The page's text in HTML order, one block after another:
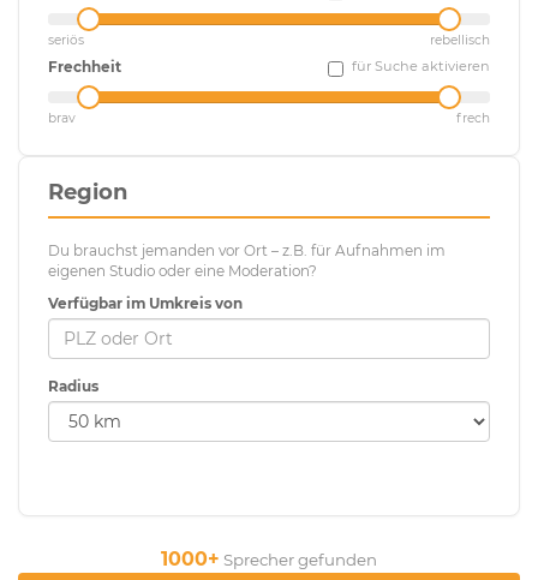
seriös rebellisch
Frechheit für Suche aktivieren
brav frech
Region
Du brauchst jemanden vor Ort – z.B. für Aufnahmen im
eigenen Studio oder eine Moderation?
Verfügbar im Umkreis von
Radius
1000+ Sprecher gefunden